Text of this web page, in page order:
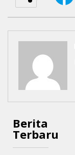
Berita
Terbaru